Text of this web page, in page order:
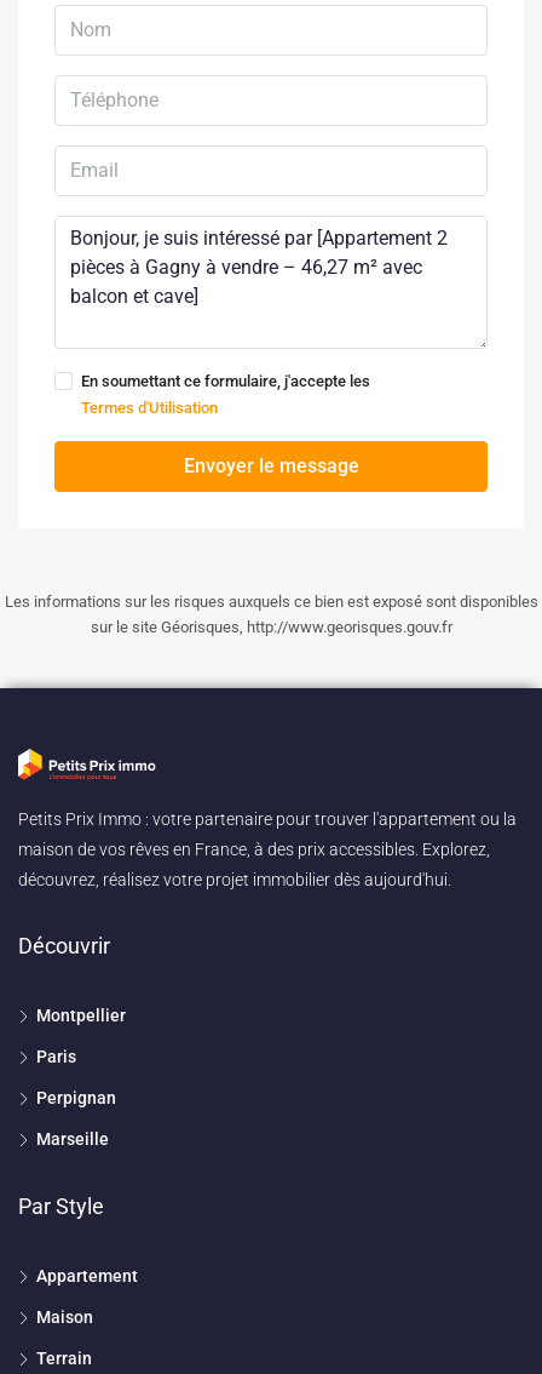
En soumettant ce formulaire, j'accepte les
Termes d'Utilisation
Envoyer le message
Les informations sur les risques auxquels ce bien est exposé sont disponibles
sur le site Géorisques, http://www.georisques.gouv.fr
Petits Prix Immo : votre partenaire pour trouver l'appartement ou la
maison de vos rêves en France, à des prix accessibles. Explorez,
découvrez, réalisez votre projet immobilier dès aujourd'hui.
Découvrir
Montpellier
Paris
Perpignan
Marseille
Par Style
Appartement
Maison
Terrain